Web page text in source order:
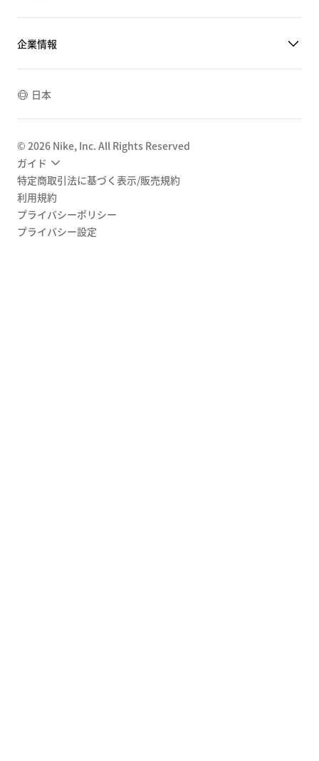
企業情報
日本
© 2026 Nike, Inc. All Rights Reserved
ガイド
特定商取引法に基づく表示/販売規約
利用規約
プライバシーポリシー
プライバシー設定